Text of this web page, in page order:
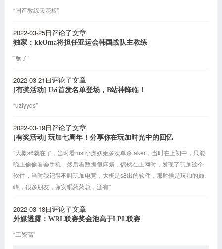
“国产教练天花板”
2022-03-25日评论了文章
独家：kkOma将担任亚运会韩国战队主教练
“🐔了”
2022-03-21日评论了文章
[有奖活动] Uzi首发名单登场，B站神降临！
“uziyyds”
2022-03-19日评论了文章
[有奖活动] 玩加七周年！分享你在玩加时光中的回忆
“大概s6就在了，当时看msi小虎妖姬多次单杀faker，当时在上初中，只能
晚上偷偷看会手机，然后看数据很麻烦，偶然在上网时，发现了玩加这个
软件，当时我记得不叫玩加电竞，大概是s8出的软件，那时候是玩加的巅
峰，很多朋友，像安眠药药总，还有”
2022-03-18日评论了文章
外媒透露：WRL联赛奖金池高于LPL联赛
“工资高”